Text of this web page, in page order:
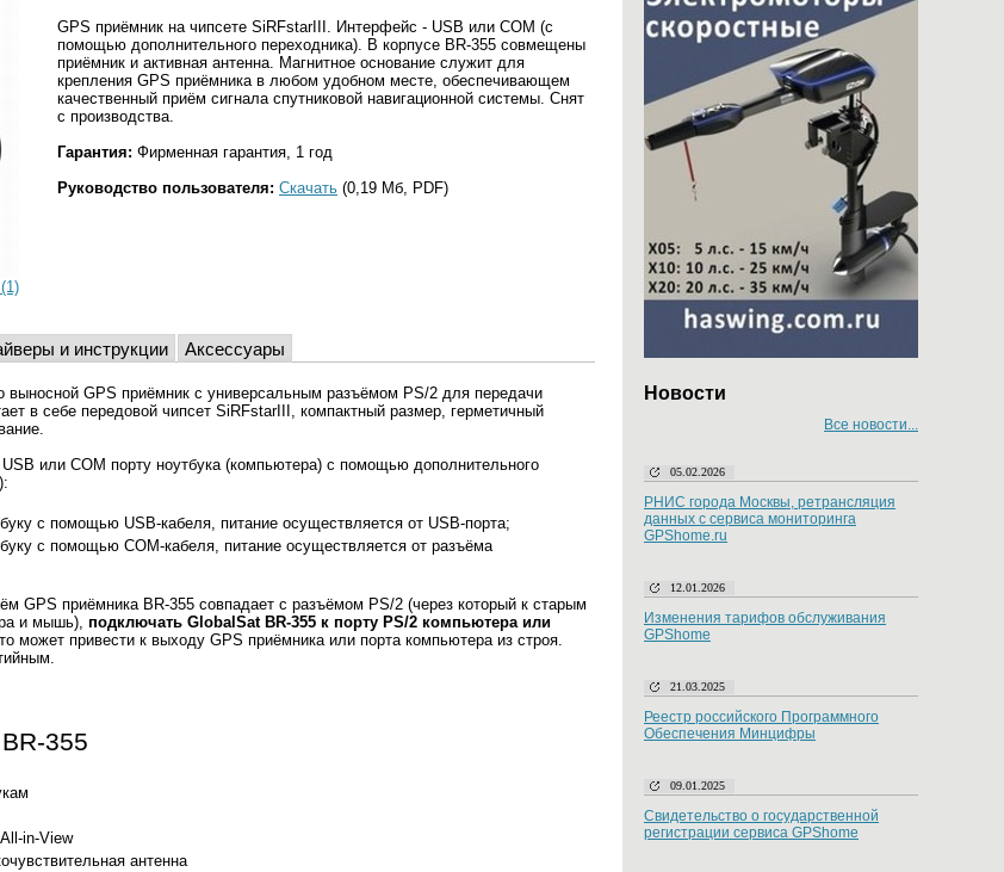
GPS приёмник на чипсете SiRFstarIII. Интерфейс - USB или COM (с
помощью дополнительного переходника). В корпусе BR-355 совмещены
приёмник и активная антенна. Магнитное основание служит для
крепления GPS приёмника в любом удобном месте, обеспечивающем
качественный приём сигнала спутниковой навигационной системы. Снят
с производства.
Гарантия: Фирменная гарантия, 1 год
Руководство пользователя: Скачать (0,19 Мб, PDF)
и инструкции Аксессуары
выносной GPS приёмник с универсальным разъёмом PS/2 для передачи
в себе передовой чипсет SiRFstarIII, компактный размер, герметичный
или COM порту ноутбука (компьютера) с помощью дополнительного
с помощью USB-кабеля, питание осуществляется от USB-порта;
с помощью COM-кабеля, питание осуществляется от разъёма
GPS приёмника BR-355 совпадает с разъёмом PS/2 (через который к старым
и мышь), подключать GlobalSat BR-355 к порту PS/2 компьютера или
может привести к выходу GPS приёмника или порта компьютера из строя.
355
in-View
антенна
Новости
Все новости...
05.02.2026
РНИС города Москвы, ретрансляция
данных с сервиса мониторинга
GPShome.ru
12.01.2026
Изменения тарифов обслуживания
GPShome
21.03.2025
Реестр российского Программного
Обеспечения Минцифры
09.01.2025
Свидетельство о государственной
регистрации сервиса GPShome